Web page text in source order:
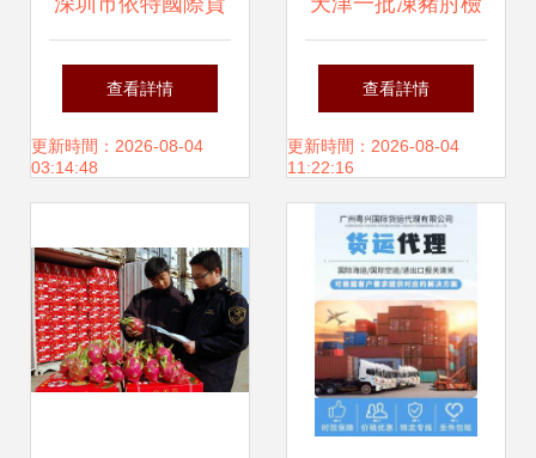
運代理公司 專業膠
紙進口貨運服務
查看詳情
更新時間：2026-08-04
03:14:48
出新冠陽性事件 緊
急通報與防控反思
查看詳情
更新時間：2026-08-04
11:22:16